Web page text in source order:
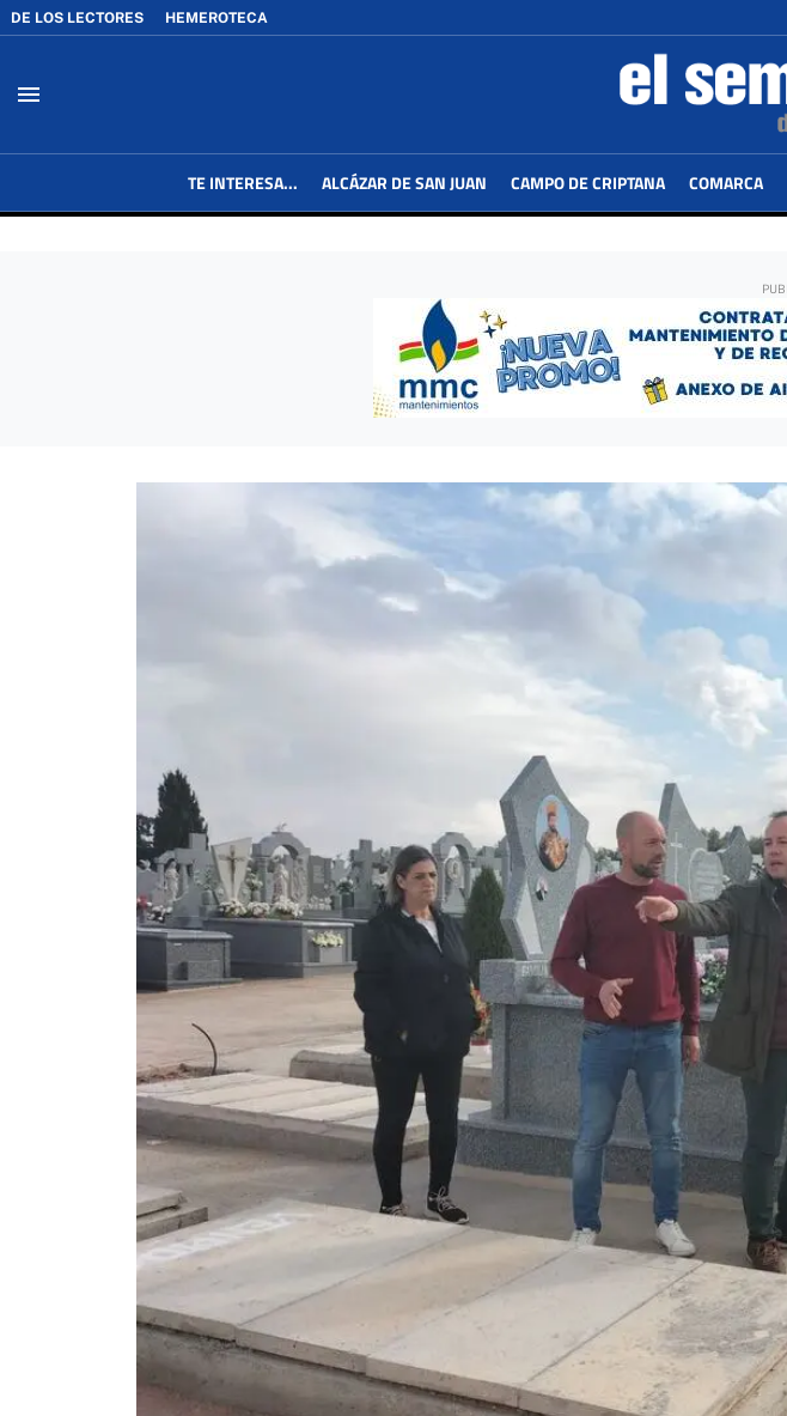
DE LOS LECTORES HEMEROTECA
menu
TE INTERESA... ALCÁZAR DE SAN JUAN CAMPO DE CRIPTANA COMARCA